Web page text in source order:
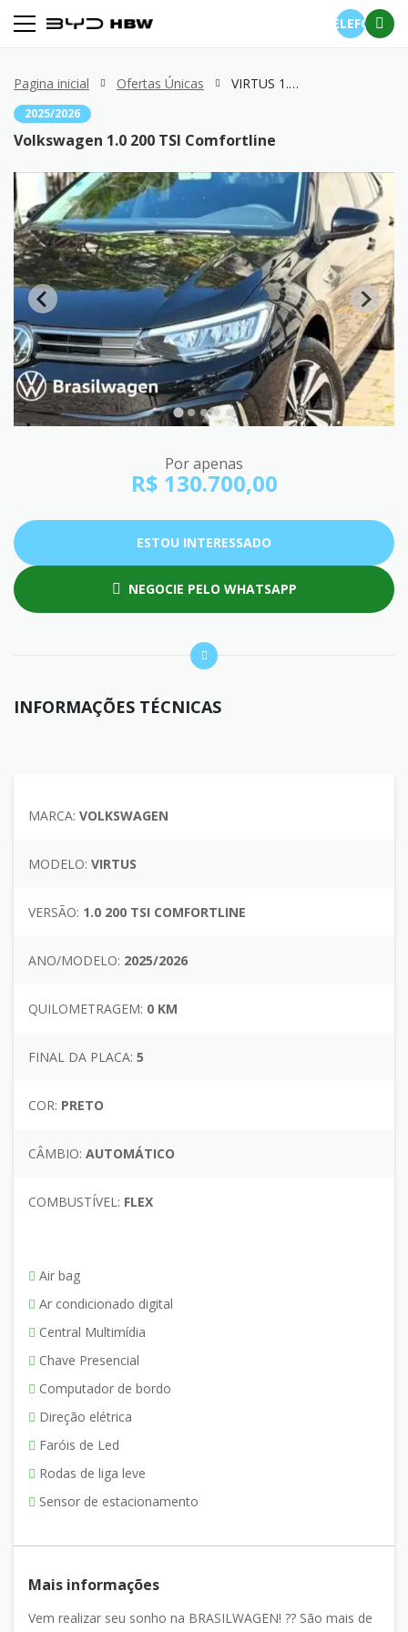
TELEFONE
Pagina inicial Ofertas Únicas VIRTUS 1.0 200 TSI Comfortline
2025/2026
Volkswagen 1.0 200 TSI Comfortline
Por apenas
R$ 130.700,00
ESTOU INTERESSADO
NEGOCIE PELO WHATSAPP
INFORMAÇÕES TÉCNICAS
MARCA: VOLKSWAGEN
MODELO: VIRTUS
VERSÃO: 1.0 200 TSI COMFORTLINE
ANO/MODELO: 2025/2026
QUILOMETRAGEM: 0 KM
FINAL DA PLACA: 5
COR: PRETO
CÂMBIO: AUTOMÁTICO
COMBUSTÍVEL: FLEX
Air bag
Ar condicionado digital
Central Multimídia
Chave Presencial
Computador de bordo
Direção elétrica
Faróis de Led
Rodas de liga leve
Sensor de estacionamento
Mais informações
Vem realizar seu sonho na BRASILWAGEN! ?? São mais de